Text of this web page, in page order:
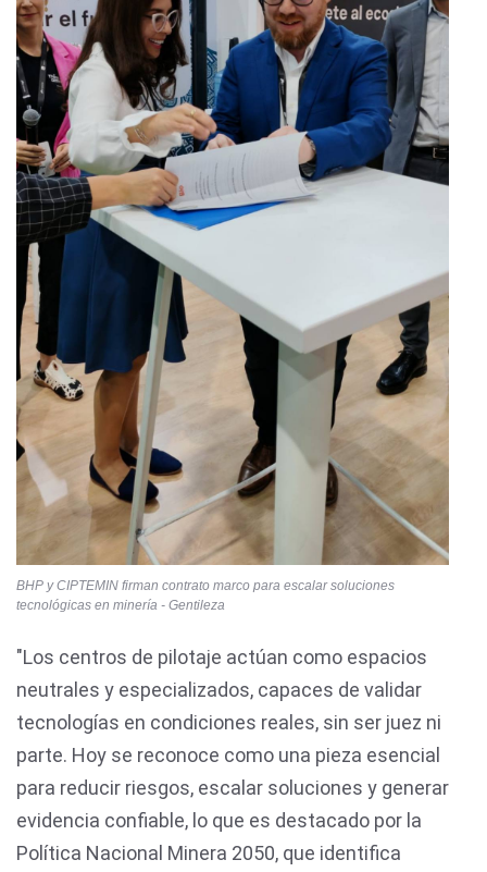
BHP y CIPTEMIN firman contrato marco para escalar soluciones
tecnológicas en minería - Gentileza
"Los centros de pilotaje actúan como espacios
neutrales y especializados, capaces de validar
tecnologías en condiciones reales, sin ser juez ni
parte. Hoy se reconoce como una pieza esencial
para reducir riesgos, escalar soluciones y generar
evidencia confiable, lo que es destacado por la
Política Nacional Minera 2050, que identifica